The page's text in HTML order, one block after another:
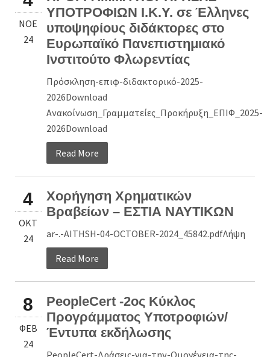
ΝΟΈ
24
ΥΠΟΤΡΟΦΙΩΝ Ι.Κ.Υ. σε Έλληνες
υποψηφίους διδάκτορες στο
Ευρωπαϊκό Πανεπιστημιακό
Ινστιτούτο Φλωρεντίας
Πρόσκληση-επιφ-διδακτορικό-2025-
2026Download
Ανακοίνωση_Γραμματείες_Προκήρυξη_ΕΠΙΦ_2025-
2026Download
Read More
4
ΟΚΤ
24
Χορήγηση Χρηματικών
Βραβείων – ΕΣΤΙΑ ΝΑΥΤΙΚΩΝ
ar-.-AITHSH-04-OCTOBER-2024_45842.pdfΛήψη
Read More
8
ΦΕΒ
24
PeopleCert -2ος Κύκλος
Προγράμματος Υποτροφιών/
Έντυπα εκδήλωσης